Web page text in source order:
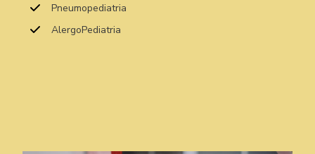
Pneumopediatria
AlergoPediatria